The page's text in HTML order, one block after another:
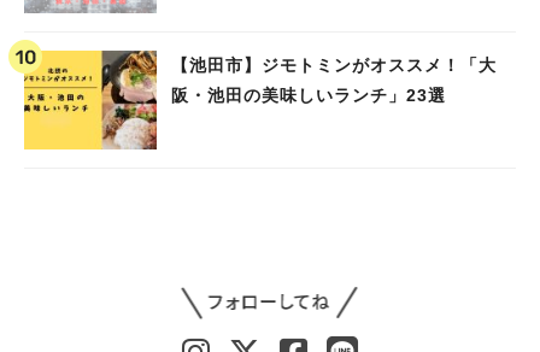
【池田市】ジモトミンがオススメ！「大
阪・池田の美味しいランチ」23選